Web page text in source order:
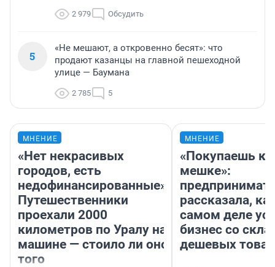
2 979 Обсудить
5
«Не мешают, а откровенно бесят»: что
продают казанцы на главной пешеходной
улице — Баумана
2 785 5
МНЕНИЕ
«Нет некрасивых
городов, есть
недофинансированные».
Путешественники
проехали 2000
километров по Уралу на
машине — стоило ли оно
того
МНЕНИЕ
«Покупаешь
мешке»:
рассказала,
самом деле
бизнес со
дешевых